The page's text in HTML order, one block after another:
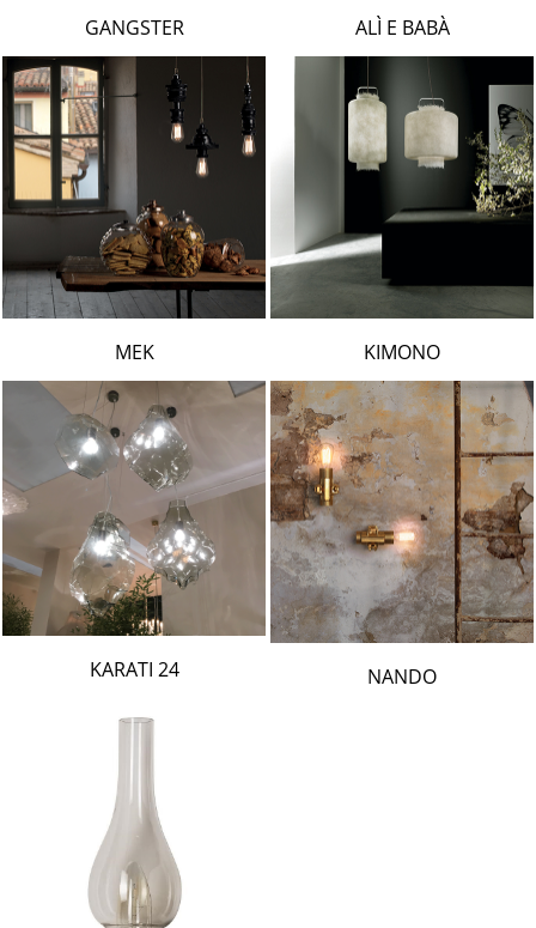
PORSCHE
CATELLANI & SMITH
VIABIZZUNO
ALÌ E BABÀ
GANGSTER
KIMONO
MEK
NANDO
24 KARATI